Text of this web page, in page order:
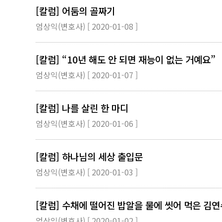
[칼럼] 어둠의 골짜기
엄상익(변호사) [ 2020-01-08 ]
[칼럼] “10년 해도 안 되면 재능이 없는 거예요”
엄상익(변호사) [ 2020-01-07 ]
[칼럼] 나를 살린 한 마디
엄상익(변호사) [ 2020-01-06 ]
[칼럼] 하나님의 세상 출입문
엄상익(변호사) [ 2020-01-03 ]
[칼럼] 수채에 떨어진 밥알을 물에 씻어 먹은 김